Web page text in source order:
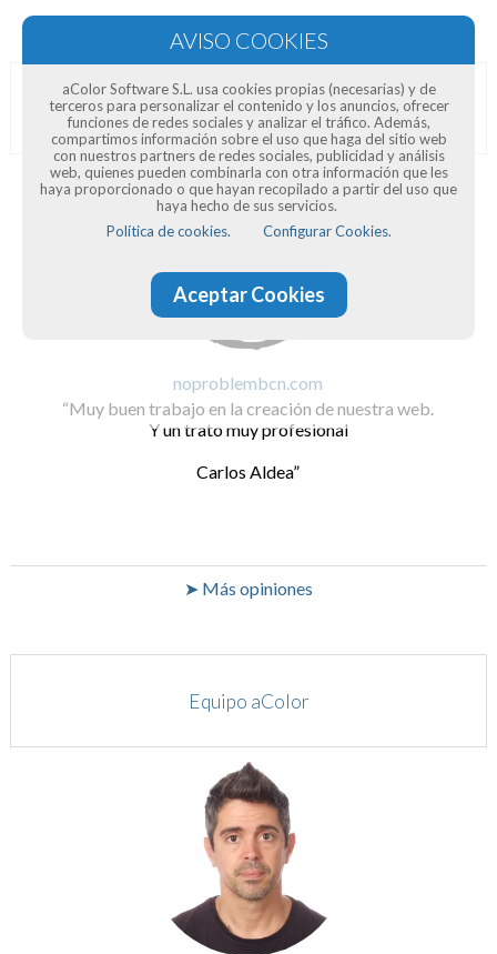
Opiniones de clientes
noproblembcn.com
Muy buen trabajo en la creación de nuestra web.
Y un trato muy profesional
Carlos Aldea
➤ Más opiniones
Equipo aColor
aColor Software S.L. usa cookies propias (necesarias) y de
terceros para personalizar el contenido y los anuncios, ofrecer
funciones de redes sociales y analizar el tráfico. Además,
compartimos información sobre el uso que haga del sitio web
con nuestros partners de redes sociales, publicidad y análisis
web, quienes pueden combinarla con otra información que les
haya proporcionado o que hayan recopilado a partir del uso que
haya hecho de sus servicios.
Política de cookies.
Configurar Cookies.
Aceptar Cookies